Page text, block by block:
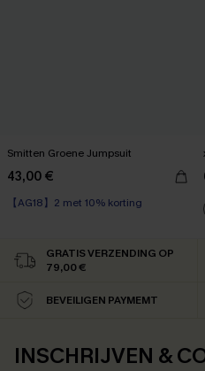
Smitten Groene Jumpsuit
43,00 €
【AG18】2 met 10% korting
GRATIS VERZENDING OP
79,00 €
BEVEILIGEN PAYMEMT
INSCHRIJVEN &